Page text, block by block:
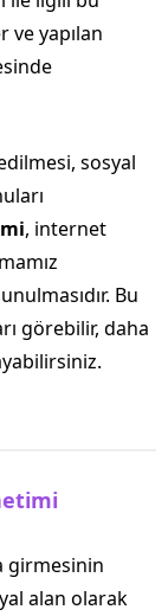
yapılan
sosyal
, internet
Bu
görebilir, daha
girmesinin
alan olarak